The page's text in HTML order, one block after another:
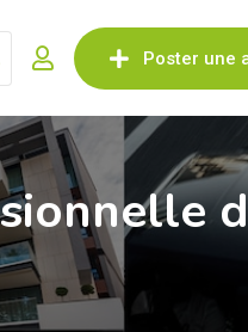
Poster une